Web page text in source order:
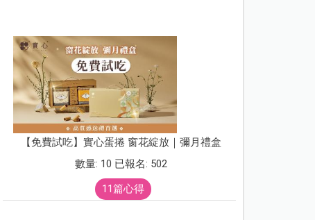
【免費試吃】實心蛋捲 窗花綻放｜彌月禮盒
數量: 10 已報名: 502
11篇心得